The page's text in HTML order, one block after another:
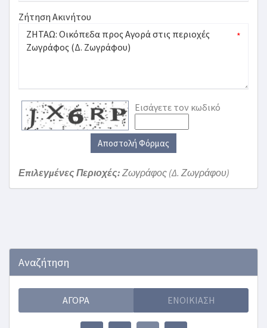
Ζήτηση Ακινήτου
*
Εισάγετε τον κωδικό
Αποστολή Φόρμας
Επιλεγμένες Περιοχές:Ζωγράφος (Δ. Ζωγράφου)
Αναζήτηση
ΑΓΟΡΆ ΕΝΟΙΚΊΑΣΗ